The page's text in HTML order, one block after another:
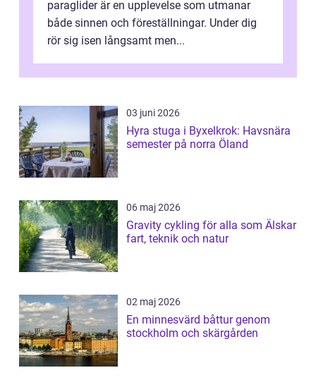
paraglider är en upplevelse som utmanar
både sinnen och föreställningar. Under dig
rör sig isen långsamt men...
03 juni 2026
Hyra stuga i Byxelkrok: Havsnära
semester på norra Öland
06 maj 2026
Gravity cykling för alla som Älskar
fart, teknik och natur
02 maj 2026
En minnesvärd båttur genom
stockholm och skärgården